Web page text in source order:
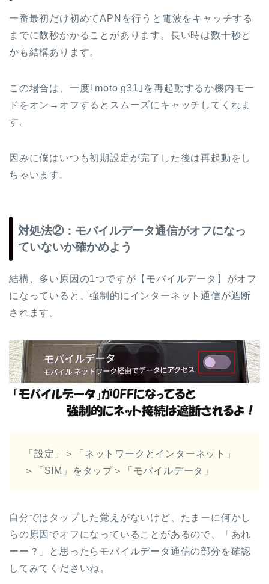
一番最初だけ初めてAPNを行うと電波をキャッチする
までに数秒かかることがあります。長い時は数十秒と
かも結構あります。
この場合は、一度｢moto g31｣を再起動するか機内モー
ドをオン→オフするとスムーズにキャッチしてくれま
す。
因みに僕はいつも初期設定が完了した後は再起動をし
ちゃいます。
対処法②：モバイルデータ通信がオフになっ
ていないか確かめよう
結構、多い原因の1つですが【モバイルデータ】がオフ
になっていると、強制的にインターネット通信が遮断
されます。
「設定」＞「ネットワークとインターネット」
＞「SIM」をタップ＞「モバイルデータ」
自分ではタップした覚えがないけど、たまーに何かし
らの原因でオフになっていることがあるので、「あれ
ーー？」と思ったらモバイルデータ通信の部分を確認
してみてくださいね。